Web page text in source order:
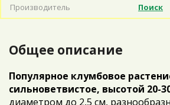
Производитель
Поиск
Общее описание
Популярное клумбовое
сильноветвистое, высотой 20-
диаметром до 2,5 см,